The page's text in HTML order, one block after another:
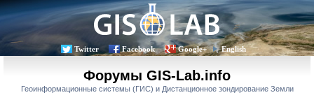
Twitter Facebook Google+ English
Форумы GIS-Lab.info
Геоинформационные системы (ГИС) и Дистанционное зондирование Земли